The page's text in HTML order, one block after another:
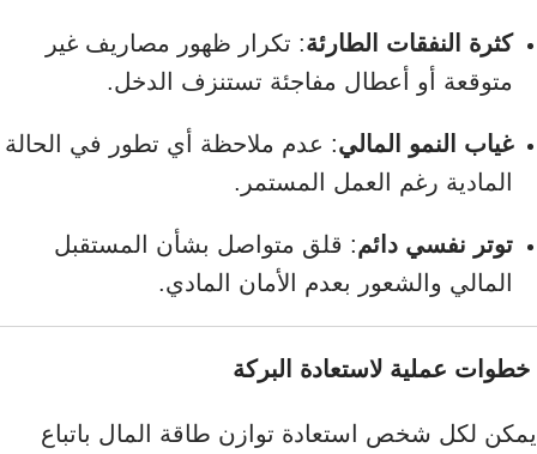
كثرة النفقات الطارئة: تكرار ظهور مصاريف غير
متوقعة أو أعطال مفاجئة تستنزف الدخل.
غياب النمو المالي: عدم ملاحظة أي تطور في الحالة
المادية رغم العمل المستمر.
توتر نفسي دائم: قلق متواصل بشأن المستقبل
المالي والشعور بعدم الأمان المادي.
خطوات عملية لاستعادة البركة
يمكن لكل شخص استعادة توازن طاقة المال باتباع